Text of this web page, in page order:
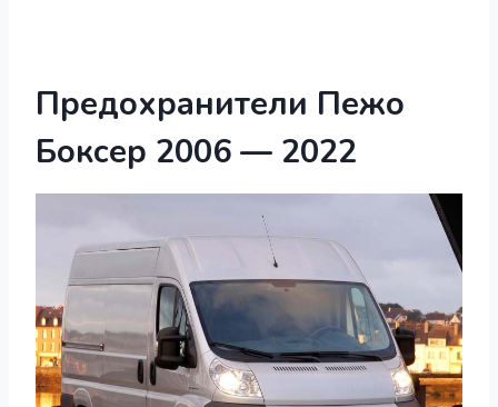
Предохранители Пежо
Боксер 2006 — 2022